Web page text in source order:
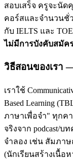
สอบเสร็จ ครูจะนัด
คอร์สและจำนวนชั่
กับ IELTS และ
ไม่มีการบังคับสมัค
วิธีสอนของเรา
เราใช้
Based Learning
ภาษาเพื่อจำ" ทุกค
จริงจาก podcast/บ
จำลอง เช่น สัมภาษ
(นักเรียนสร้างเนื้อ